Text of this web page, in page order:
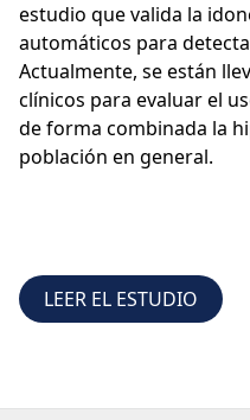
estudio que valida la
automáticos para
Actualmente, se están
clínicos para evaluar el
de forma combinada la
población en general.
LEER EL ESTUDIO